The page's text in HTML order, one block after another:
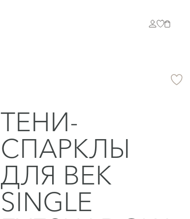
ТЕНИ-
СПАРКЛЫ
ДЛЯ ВЕК
SINGLE